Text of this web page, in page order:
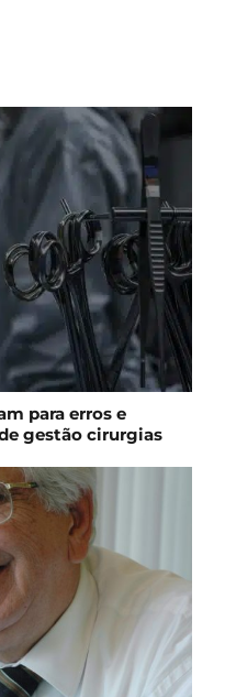
para erros e
gestão cirurgias